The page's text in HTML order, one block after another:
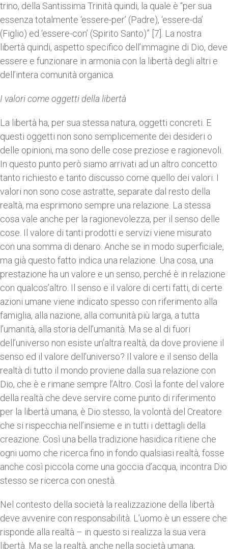
trino, della Santissima Trinità quindi, la quale è “per sua
essenza totalmente ‘essere-per’ (Padre), ‘essere-da’
(Figlio) ed ‘essere-con’ (Spirito Santo)” [7]. La nostra
libertà quindi, aspetto specifico dell’immagine di Dio, deve
essere e funzionare in armonia con la libertà degli altri e
dell’intera comunità organica.
I valori come oggetti della libertà
La libertà ha, per sua stessa natura, oggetti concreti. E
questi oggetti non sono semplicemente dei desideri o
delle opinioni, ma sono delle cose preziose e ragionevoli.
In questo punto però siamo arrivati ad un altro concetto
tanto richiesto e tanto discusso come quello dei valori. I
valori non sono cose astratte, separate dal resto della
realtà, ma esprimono sempre una relazione. La stessa
cosa vale anche per la ragionevolezza, per il senso delle
cose. Il valore di tanti prodotti e servizi viene misurato
con una somma di denaro. Anche se in modo superficiale,
ma già questo fatto indica una relazione. Una cosa, una
prestazione ha un valore e un senso, perché è in relazione
con qualcos’altro. Il senso e il valore di certi fatti, di certe
azioni umane viene indicato spesso con riferimento alla
famiglia, alla nazione, alla comunità più larga, a tutta
l’umanità, alla storia dell’umanità. Ma se al di fuori
dell’universo non esiste un’altra realtà, da dove proviene il
senso ed il valore dell’universo? Il valore e il senso della
realtà di tutto il mondo proviene dalla sua relazione con
Dio, che è e rimane sempre l’Altro. Così la fonte del valore
della realtà che deve servire come punto di riferimento
per la libertà umana, è Dio stesso, la volontà del Creatore
che si rispecchia nell’insieme e in tutti i dettagli della
creazione. Così una bella tradizione hasidica ritiene che
ogni uomo che ricerca fino in fondo qualsiasi realtà, fosse
anche così piccola come una goccia d’acqua, incontra Dio
stesso se ricerca con onestà.
Nel contesto della società la realizzazione della libertà
deve avvenire con responsabilità. L’uomo è un essere che
risponde alla realtà – in questo si realizza la sua vera
libertà. Ma se la realtà, anche nella società umana,